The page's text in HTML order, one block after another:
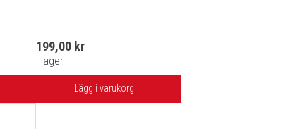
199,00 kr
I lager
Lägg i varukorg